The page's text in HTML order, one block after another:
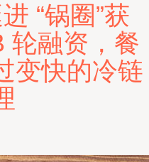
“锅圈”获
轮融资，餐
变快的冷链